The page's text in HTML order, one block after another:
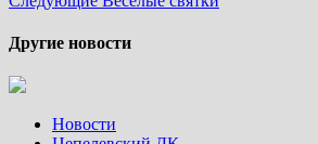
Другие новости
Новости